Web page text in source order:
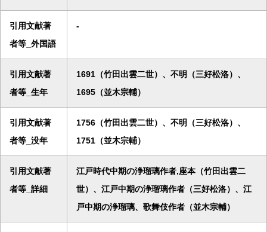
引用文献著
者等_外国語
-
引用文献著
者等_生年
1691（竹田出雲二世）、不明（三好松洛）、
1695（並木宗輔）
引用文献著
者等_没年
1756（竹田出雲二世）、不明（三好松洛）、
1751（並木宗輔）
引用文献著
者等_詳細
江戸時代中期の浄瑠璃作者,座本（竹田出雲二
世）、江戸中期の浄瑠璃作者（三好松洛）、江
戸中期の浄瑠璃、歌舞伎作者（並木宗輔）